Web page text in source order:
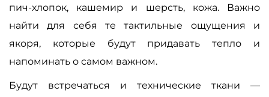
пич-хлопок, кашемир и шерсть, кожа. Важно
найти для себя те тактильные ощущения и
якоря, которые будут придавать тепло и
напоминать о самом важном.
Будут встречаться и технические ткани —